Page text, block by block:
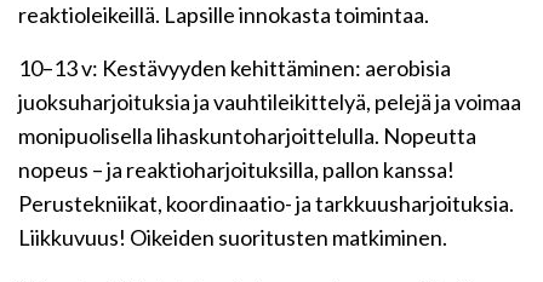
reaktioleikeillä. Lapsille innokasta toimintaa.
10–13 v: Kestävyyden kehittäminen: aerobisia
juoksuharjoituksia ja vauhtileikittelyä, pelejä ja voimaa
monipuolisella lihaskuntoharjoittelulla. Nopeutta
nopeus – ja reaktioharjoituksilla, pallon kanssa!
Perustekniikat, koordinaatio- ja tarkkuusharjoituksia.
Liikkuvuus! Oikeiden suoritusten matkiminen.